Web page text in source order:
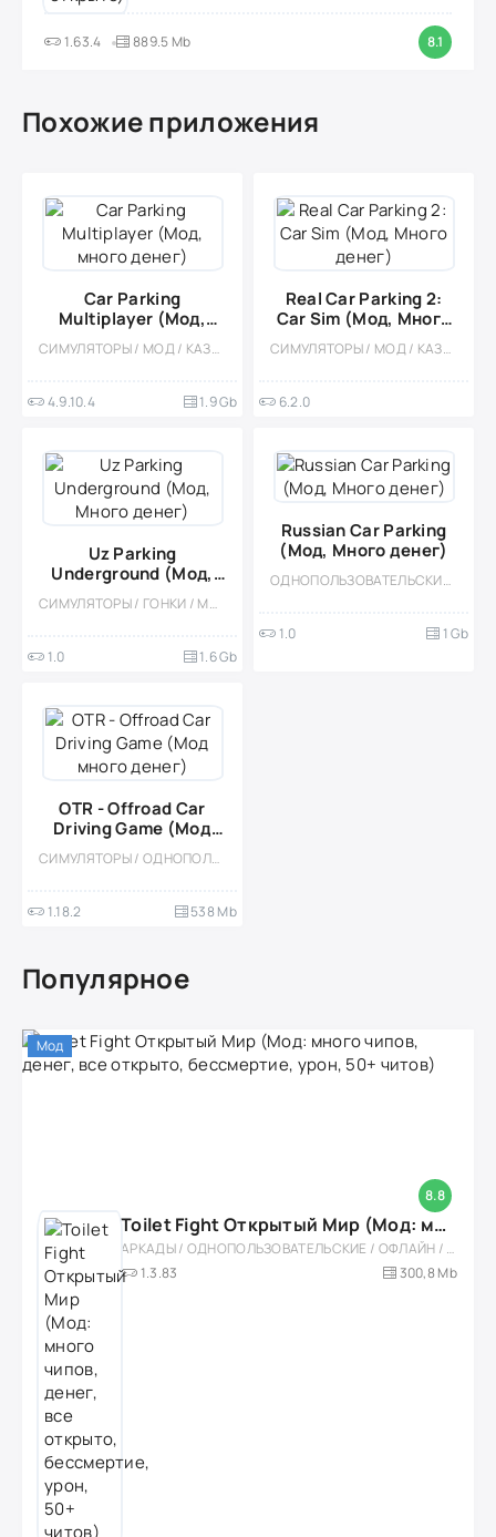
1.63.4 889.5 Mb 8.1
Похожие приложения
Car Parking
Multiplayer (Мод,
много денег)
СИМУЛЯТОРЫ / МОД / КАЗУАЛЬНЫЕ / ОФЛАЙН / ОДНОПОЛЬЗОВАТЕЛЬСКИЕ / БОЛЬШАЯ / СТИЛИЗАЦИЯ / 3D / ВСТРОЕННЫЙ КЕШ / АРКАДЫ
4.9.10.4 1.9 Gb
Real Car Parking 2:
Car Sim (Мод, Много
денег)
СИМУЛЯТОРЫ / МОД / КАЗУАЛЬНЫЕ / МНОГОПОЛЬЗОВАТЕЛЬСКАЯ / СОРЕВНОВАТЕЛЬНАЯ / ОДНОПОЛЬЗОВАТЕЛЬСКИЕ / СТИЛИЗАЦИЯ / ОФЛАЙН / 3D
6.2.0
Uz Parking
Underground (Мод,
Много денег)
СИМУЛЯТОРЫ / ГОНКИ / МОД / ВСТРОЕННЫЙ КЕШ / ОДНОПОЛЬЗОВАТЕЛЬСКИЕ / СТИЛИЗАЦИЯ / 3D / БОЛЬШАЯ
1.0 1.6 Gb
Russian Car Parking
(Мод, Много денег)
ОДНОПОЛЬЗОВАТЕЛЬСКИЕ / ОФЛАЙН / БОЛЬШАЯ / 3D / ОБУЧАЮЩИЕ / МОД
1.0 1 Gb
OTR - Offroad Car
Driving Game (Мод
много денег)
СИМУЛЯТОРЫ / ОДНОПОЛЬЗОВАТЕЛЬСКИЕ / СТИЛИЗАЦИЯ / ОФЛАЙН / МОД / 3D / ЭКСТРЕМАЛЬНАЯ ЕЗДА / ВСТРОЕННЫЙ КЕШ / СОРЕВНОВАТЕЛЬНАЯ / МНОГОПОЛЬЗОВАТЕЛЬСКАЯ / PVP
1.18.2 538 Mb
Популярное
8.8
Мод
Toilet Fight Открытый Мир (Мод: много чипов, денег, все открыто, бессмертие, урон, 50+ читов)
АРКАДЫ / ОДНОПОЛЬЗОВАТЕЛЬСКИЕ / ОФЛАЙН / МОД / РОЛЕВЫЕ / ШУТЕРЫ / ОТКРЫТЫЙ МИР / ВСТРОЕННЫЙ КЕШ / 3D / ЭКШЕНЫ / ТУАЛЕТНЫЕ ВОЙНЫ / ДЛЯ ДЕТЕЙ
1.3.83
300,8 Mb